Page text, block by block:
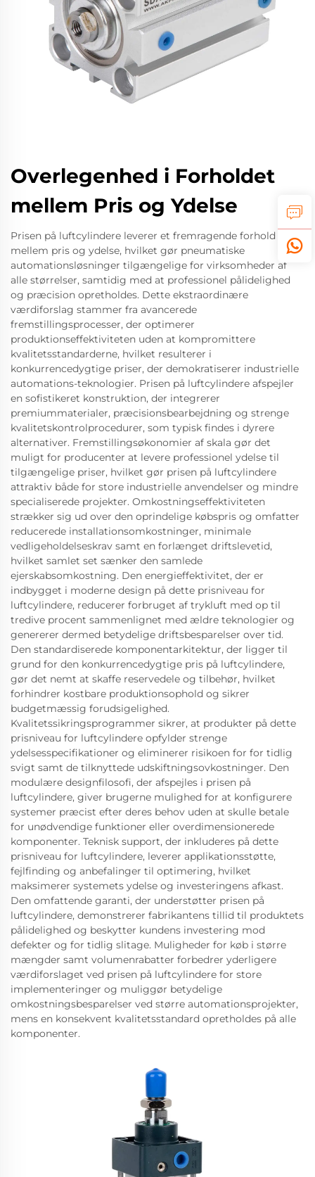
Overlegenhed i Forholdet
mellem Pris og Ydelse
Prisen på luftcylindere leverer et fremragende forhold
mellem pris og ydelse, hvilket gør pneumatiske
automationsløsninger tilgængelige for virksomheder af
alle størrelser, samtidig med at professionel pålidelighed
og præcision opretholdes. Dette ekstraordinære
værdiforslag stammer fra avancerede
fremstillingsprocesser, der optimerer
produktionseffektiviteten uden at kompromittere
kvalitetsstandarderne, hvilket resulterer i
konkurrencedygtige priser, der demokratiserer industrielle
automations-teknologier. Prisen på luftcylindere afspejler
en sofistikeret konstruktion, der integrerer
premiummaterialer, præcisionsbearbejdning og strenge
kvalitetskontrolprocedurer, som typisk findes i dyrere
alternativer. Fremstillingsøkonomier af skala gør det
muligt for producenter at levere professionel ydelse til
tilgængelige priser, hvilket gør prisen på luftcylindere
attraktiv både for store industrielle anvendelser og mindre
specialiserede projekter. Omkostningseffektiviteten
strækker sig ud over den oprindelige købspris og omfatter
reducerede installationsomkostninger, minimale
vedligeholdelseskrav samt en forlænget driftslevetid,
hvilket samlet set sænker den samlede
ejerskabsomkostning. Den energieffektivitet, der er
indbygget i moderne design på dette prisniveau for
luftcylindere, reducerer forbruget af trykluft med op til
tredive procent sammenlignet med ældre teknologier og
genererer dermed betydelige driftsbesparelser over tid.
Den standardiserede komponentarkitektur, der ligger til
grund for den konkurrencedygtige pris på luftcylindere,
gør det nemt at skaffe reservedele og tilbehør, hvilket
forhindrer kostbare produktionsophold og sikrer
budgetmæssig forudsigelighed.
Kvalitetssikringsprogrammer sikrer, at produkter på dette
prisniveau for luftcylindere opfylder strenge
ydelsesspecifikationer og eliminerer risikoen for for tidlig
svigt samt de tilknyttede udskiftningsovkostninger. Den
modulære designfilosofi, der afspejles i prisen på
luftcylindere, giver brugerne mulighed for at konfigurere
systemer præcist efter deres behov uden at skulle betale
for unødvendige funktioner eller overdimensionerede
komponenter. Teknisk support, der inkluderes på dette
prisniveau for luftcylindere, leverer applikationsstøtte,
fejlfinding og anbefalinger til optimering, hvilket
maksimerer systemets ydelse og investeringens afkast.
Den omfattende garanti, der understøtter prisen på
luftcylindere, demonstrerer fabrikantens tillid til produktets
pålidelighed og beskytter kundens investering mod
defekter og for tidlig slitage. Muligheder for køb i større
mængder samt volumenrabatter forbedrer yderligere
værdiforslaget ved prisen på luftcylindere for store
implementeringer og muliggør betydelige
omkostningsbesparelser ved større automationsprojekter,
mens en konsekvent kvalitetsstandard opretholdes på alle
komponenter.